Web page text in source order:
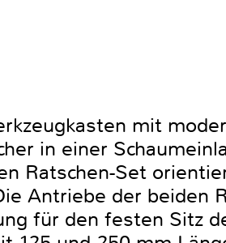
mit
in einer
Ratschen-Set
Antriebe der beiden
für den festen Sitz